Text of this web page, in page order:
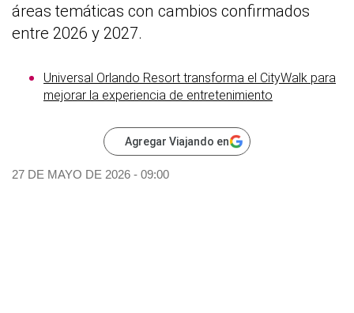
áreas temáticas con cambios confirmados
entre 2026 y 2027.
Universal Orlando Resort transforma el CityWalk para
mejorar la experiencia de entretenimiento
Agregar Viajando en
27 DE MAYO DE 2026 - 09:00